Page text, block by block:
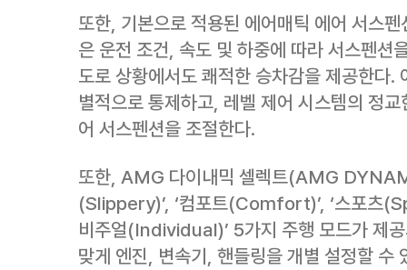
또한, 기본으로 적용된 에어매틱 에어 서
은 운전 조건, 속도 및 하중에 따라 서스펜션
도로 상황에서도 쾌적한 승차감을 제공한다.
별적으로 통제하고, 레벨 제어 시스템의 정
어 서스펜션을 조절한다.
또한, AMG 다이내믹 셀렉트(AMG
(Slippery)’, ‘컴포트(Comfort)’, ‘스포츠
비주얼(Individual)’ 5가지 주행 모드가 제
맞게 엔진, 변속기, 핸들링을 개별 설정할 수